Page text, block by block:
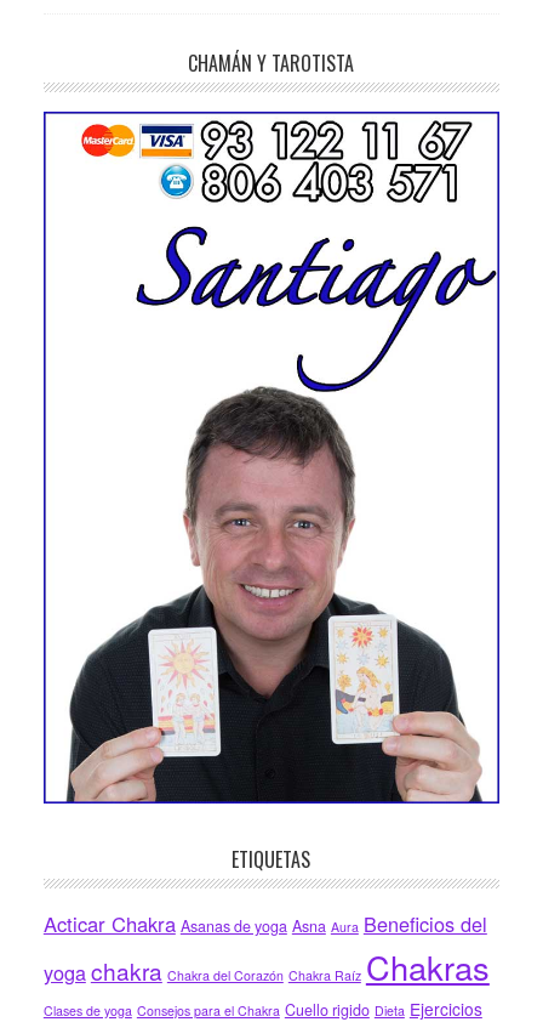
CHAMÁN Y TAROTISTA
ETIQUETAS
Acticar Chakra Asanas de yoga Asna Aura Beneficios del
yogachakra Chakra del Corazón Chakra Raíz Chakras
Clases de yoga Consejos para el Chakra Cuello rigido Dieta Ejercicios